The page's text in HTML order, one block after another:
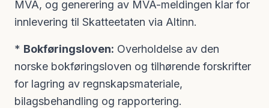
MVA, og generering av MVA-meldingen klar for
innlevering til Skatteetaten via Altinn.
* Bokføringsloven: Overholdelse av den
norske bokføringsloven og tilhørende forskrifter
for lagring av regnskapsmateriale,
bilagsbehandling og rapportering.